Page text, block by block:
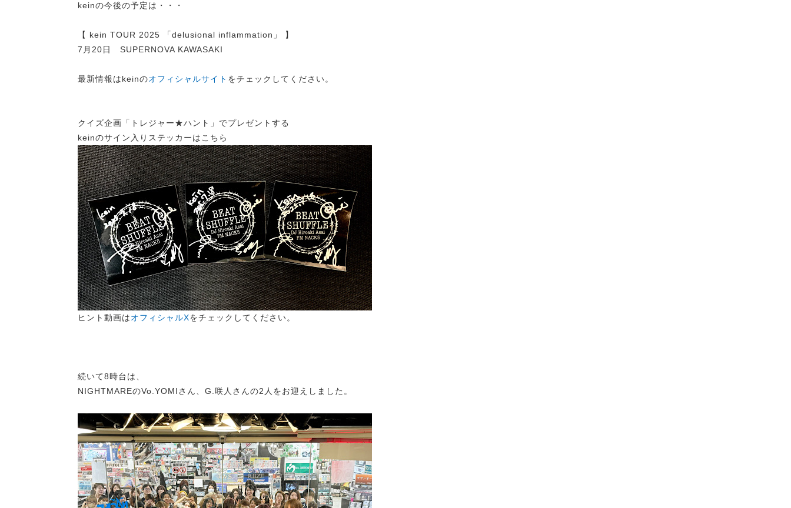
keinの今後の予定は・・・
【 kein TOUR 2025 「delusional inflammation」 】
7月20日 SUPERNOVA KAWASAKI
最新情報はkeinのオフィシャルサイト をチェックしてください。
クイズ企画「トレジャー★ハント」でプレゼントする
keinのサイン入りステッカーはこちら
ヒント動画はオフィシャルXをチェックしてください。
続いて8時台は、
NIGHTMAREのVo.YOMIさん、G.咲人さんの2人をお迎えしました。